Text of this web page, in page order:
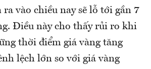
ra vào chiều nay sẽ lỗ tới gần 7
Điều này cho thấy rủi ro khi
thời điểm giá vàng tăng
lệch lớn so với giá vàng